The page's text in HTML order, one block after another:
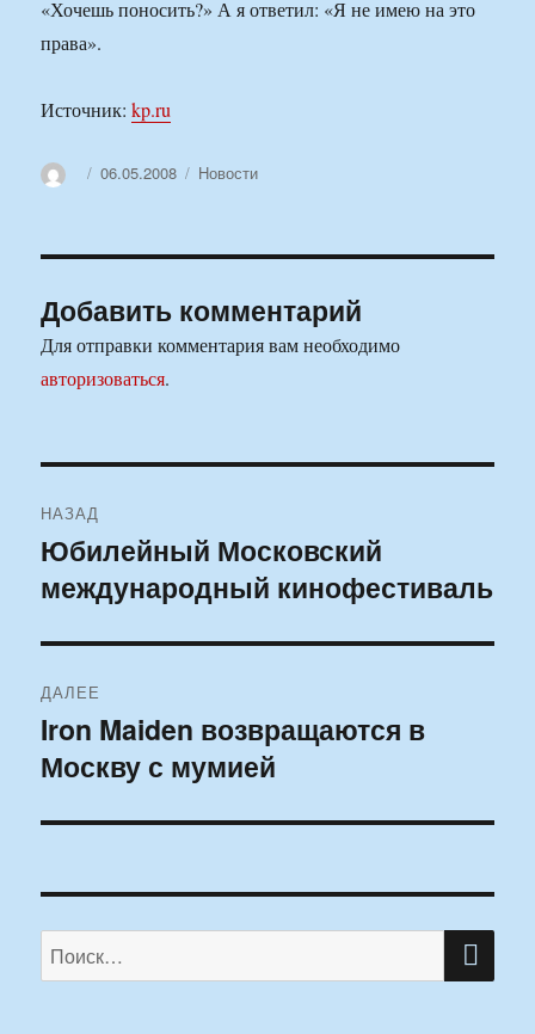
«Хочешь поносить?» А я ответил: «Я не имею на это
права».
Источник:kp.ru
АвторОпубликовано
06.05.2008 Рубрики
Новости
Добавить комментарий
Для отправки комментария вам необходимо
авторизоваться.
по
записям
НАЗАД
Предыдущая
запись:
Юбилейный Московский
международный кинофестиваль
ДАЛЕЕ
Следующая
запись:
Iron Maiden возвращаются в
Москву с мумией
Искать: